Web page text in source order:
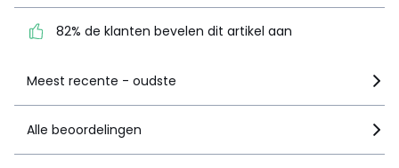
Zie details van de nota
82% de klanten bevelen dit artikel aan
Meest recente - oudste
Alle beoordelingen